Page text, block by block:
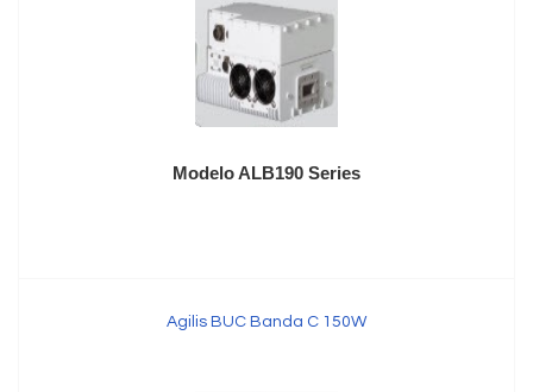
Modelo ALB190 Series
Agilis BUC Banda C 150W